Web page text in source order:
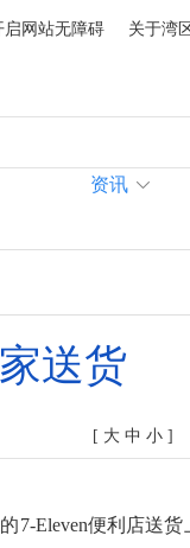
启网站无障碍 关于湾
资讯
送货
[ 大 中 小 ]
7-Eleven便利店送